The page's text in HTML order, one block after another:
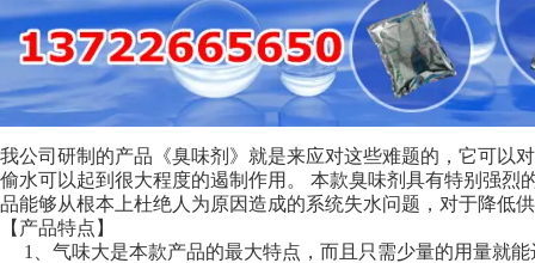
我公司研制的产品《臭味剂》就是来应对这些难题的，它可以
偷水可以起到很大程度的遏制作用。 本款臭味剂具有特别强
品能够从根本上杜绝人为原因造成的系统失水问题，对于降低
【产品特点】
1、气味大是本款产品的最大特点，而且只需少量的用量就